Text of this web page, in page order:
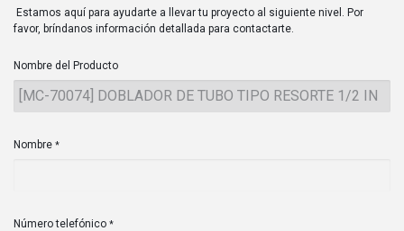
Estamos aquí para ayudarte a llevar tu proyecto al siguiente nivel. Por
favor, bríndanos información detallada para contactarte.
Nombre del Producto
Nombre *
Número telefónico *